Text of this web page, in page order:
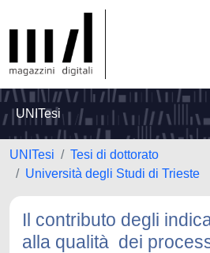
UNITesi
UNITesi
Tesi di dottorato
Università degli Studi di Trieste
Il contributo degli
alla qualità dei